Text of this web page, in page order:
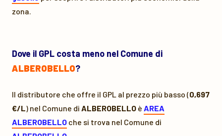
zona.
Dove il GPL costa meno nel Comune di
ALBEROBELLO?
Il distributore che offre il GPL al prezzo più basso (0,697
€/L) nel Comune di ALBEROBELLO è AREA
ALBEROBELLO che si trova nel Comune di